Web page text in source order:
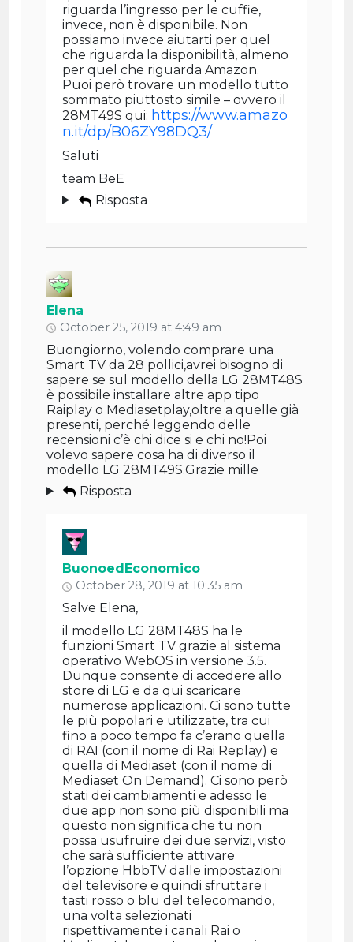
riguarda l’ingresso per le cuffie,
invece, non è disponibile. Non
possiamo invece aiutarti per quel
che riguarda la disponibilità, almeno
per quel che riguarda Amazon.
Puoi però trovare un modello tutto
sommato piuttosto simile – ovvero il
28MT49S qui: https://www.amazo
n.it/dp/B06ZY98DQ3/
Saluti
team BeE
Risposta
Elena
October 25, 2019 at 4:49 am
Buongiorno, volendo comprare una
Smart TV da 28 pollici,avrei bisogno di
sapere se sul modello della LG 28MT48S
è possibile installare altre app tipo
Raiplay o Mediasetplay,oltre a quelle già
presenti, perché leggendo delle
recensioni c’è chi dice si e chi no!Poi
volevo sapere cosa ha di diverso il
modello LG 28MT49S.Grazie mille
Risposta
BuonoedEconomico
October 28, 2019 at 10:35 am
Salve Elena,
il modello LG 28MT48S ha le
funzioni Smart TV grazie al sistema
operativo WebOS in versione 3.5.
Dunque consente di accedere allo
store di LG e da qui scaricare
numerose applicazioni. Ci sono tutte
le più popolari e utilizzate, tra cui
fino a poco tempo fa c’erano quella
di RAI (con il nome di Rai Replay) e
quella di Mediaset (con il nome di
Mediaset On Demand). Ci sono però
stati dei cambiamenti e adesso le
due app non sono più disponibili ma
questo non significa che tu non
possa usufruire dei due servizi, visto
che sarà sufficiente attivare
l’opzione HbbTV dalle impostazioni
del televisore e quindi sfruttare i
tasti rosso o blu del telecomando,
una volta selezionati
rispettivamente i canali Rai o